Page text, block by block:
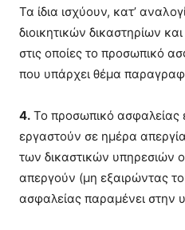
Τα ίδια ισχύουν, κατ’
διοικητικών δικαστηρίων
στις οποίες το προσωπικό
που υπάρχει θέμα
4. Το προσωπικό ασφαλείας
εργαστούν σε ημέρα
των δικαστικών υπηρεσιών
απεργούν (μη εξαιρώντας
ασφαλείας παραμένει στην